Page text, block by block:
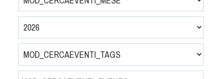
Federazione Trasparente
Convenzioni
Società
Tesserati